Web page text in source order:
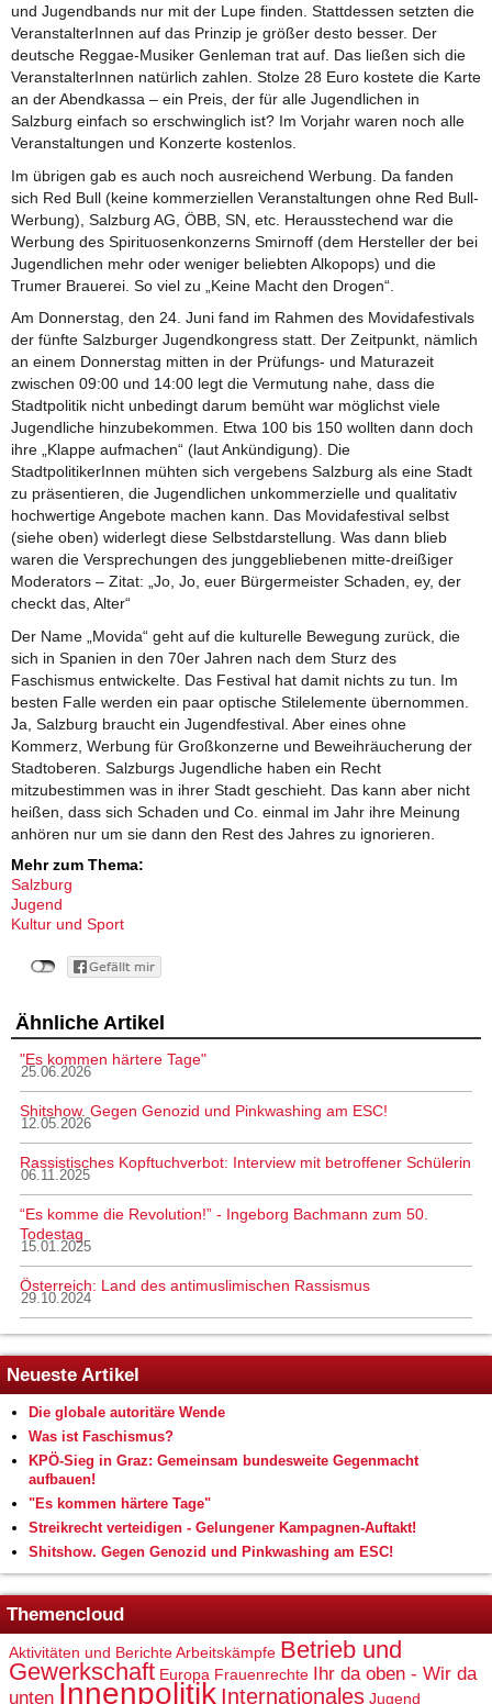
und Jugendbands nur mit der Lupe finden. Stattdessen setzten die
VeranstalterInnen auf das Prinzip je größer desto besser. Der
deutsche Reggae-Musiker Genleman trat auf. Das ließen sich die
VeranstalterInnen natürlich zahlen. Stolze 28 Euro kostete die Karte
an der Abendkassa – ein Preis, der für alle Jugendlichen in
Salzburg einfach so erschwinglich ist? Im Vorjahr waren noch alle
Veranstaltungen und Konzerte kostenlos.
Im übrigen gab es auch noch ausreichend Werbung. Da fanden
sich Red Bull (keine kommerziellen Veranstaltungen ohne Red Bull-
Werbung), Salzburg AG, ÖBB, SN, etc. Herausstechend war die
Werbung des Spirituosenkonzerns Smirnoff (dem Hersteller der bei
Jugendlichen mehr oder weniger beliebten Alkopops) und die
Trumer Brauerei. So viel zu „Keine Macht den Drogen“.
Am Donnerstag, den 24. Juni fand im Rahmen des Movidafestivals
der fünfte Salzburger Jugendkongress statt. Der Zeitpunkt, nämlich
an einem Donnerstag mitten in der Prüfungs- und Maturazeit
zwischen 09:00 und 14:00 legt die Vermutung nahe, dass die
Stadtpolitik nicht unbedingt darum bemüht war möglichst viele
Jugendliche hinzubekommen. Etwa 100 bis 150 wollten dann doch
ihre „Klappe aufmachen“ (laut Ankündigung). Die
StadtpolitikerInnen mühten sich vergebens Salzburg als eine Stadt
zu präsentieren, die Jugendlichen unkommerzielle und qualitativ
hochwertige Angebote machen kann. Das Movidafestival selbst
(siehe oben) widerlegt diese Selbstdarstellung. Was dann blieb
waren die Versprechungen des junggebliebenen mitte-dreißiger
Moderators – Zitat: „Jo, Jo, euer Bürgermeister Schaden, ey, der
checkt das, Alter“
Der Name „Movida“ geht auf die kulturelle Bewegung zurück, die
sich in Spanien in den 70er Jahren nach dem Sturz des
Faschismus entwickelte. Das Festival hat damit nichts zu tun. Im
besten Falle werden ein paar optische Stilelemente übernommen.
Ja, Salzburg braucht ein Jugendfestival. Aber eines ohne
Kommerz, Werbung für Großkonzerne und Beweihräucherung der
Stadtoberen. Salzburgs Jugendliche haben ein Recht
mitzubestimmen was in ihrer Stadt geschieht. Das kann aber nicht
heißen, dass sich Schaden und Co. einmal im Jahr ihre Meinung
anhören nur um sie dann den Rest des Jahres zu ignorieren.
Mehr zum Thema:
Salzburg
Jugend
Kultur und Sport
Ähnliche Artikel
"Es kommen härtere Tage"
25.06.2026
Shitshow. Gegen Genozid und Pinkwashing am ESC!
12.05.2026
Rassistisches Kopftuchverbot: Interview mit betroffener Schülerin
06.11.2025
“Es komme die Revolution!” - Ingeborg Bachmann zum 50.
Todestag
15.01.2025
Österreich: Land des antimuslimischen Rassismus
29.10.2024
Neueste Artikel
Die globale autoritäre Wende
Was ist Faschismus?
KPÖ-Sieg in Graz: Gemeinsam bundesweite Gegenmacht
aufbauen!
"Es kommen härtere Tage"
Streikrecht verteidigen - Gelungener Kampagnen-Auftakt!
Shitshow. Gegen Genozid und Pinkwashing am ESC!
Themencloud
Aktivitäten und BerichteArbeitskämpfe Betrieb und
Gewerkschaft Europa Frauenrechte Ihr da oben - Wir da
unten Innenpolitik Internationales Jugend